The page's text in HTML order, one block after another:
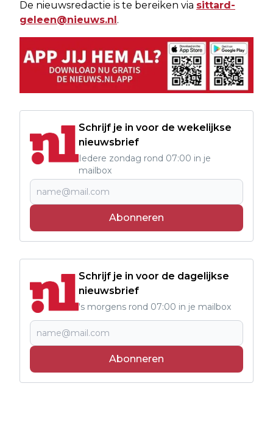
De nieuwsredactie is te bereiken via sittard-
geleen@nieuws.nl.
Schrijf je in voor de wekelijkse
nieuwsbrief
Iedere zondag rond 07:00 in je
mailbox
Abonneren
Schrijf je in voor de dagelijkse
nieuwsbrief
's morgens rond 07:00 in je mailbox
Abonneren